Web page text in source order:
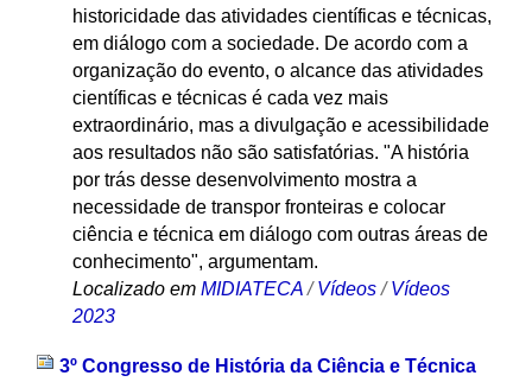
historicidade das atividades científicas e técnicas,
em diálogo com a sociedade. De acordo com a
organização do evento, o alcance das atividades
científicas e técnicas é cada vez mais
extraordinário, mas a divulgação e acessibilidade
aos resultados não são satisfatórias. "A história
por trás desse desenvolvimento mostra a
necessidade de transpor fronteiras e colocar
ciência e técnica em diálogo com outras áreas de
conhecimento", argumentam.
Localizado em MIDIATECA /Vídeos /Vídeos
2023
3º Congresso de História da Ciência e Técnica